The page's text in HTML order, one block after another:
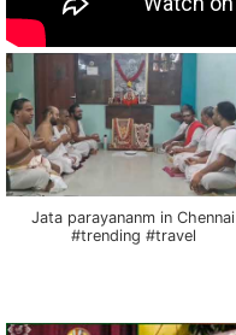
Jata parayananm in Chennai
#trending #travel